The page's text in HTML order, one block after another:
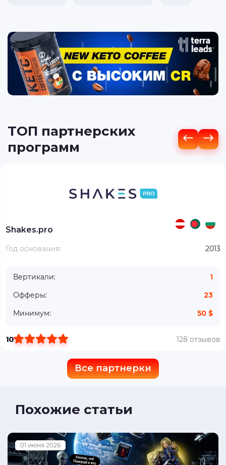
ТОП партнерских
программ
Shakes.pro
Год основания: 2013
Вертикали:
1
Офферы:
23
Минимум:
50 $
10 128 отзывов
Все партнерки
Похожие статьи
01 июня 2026